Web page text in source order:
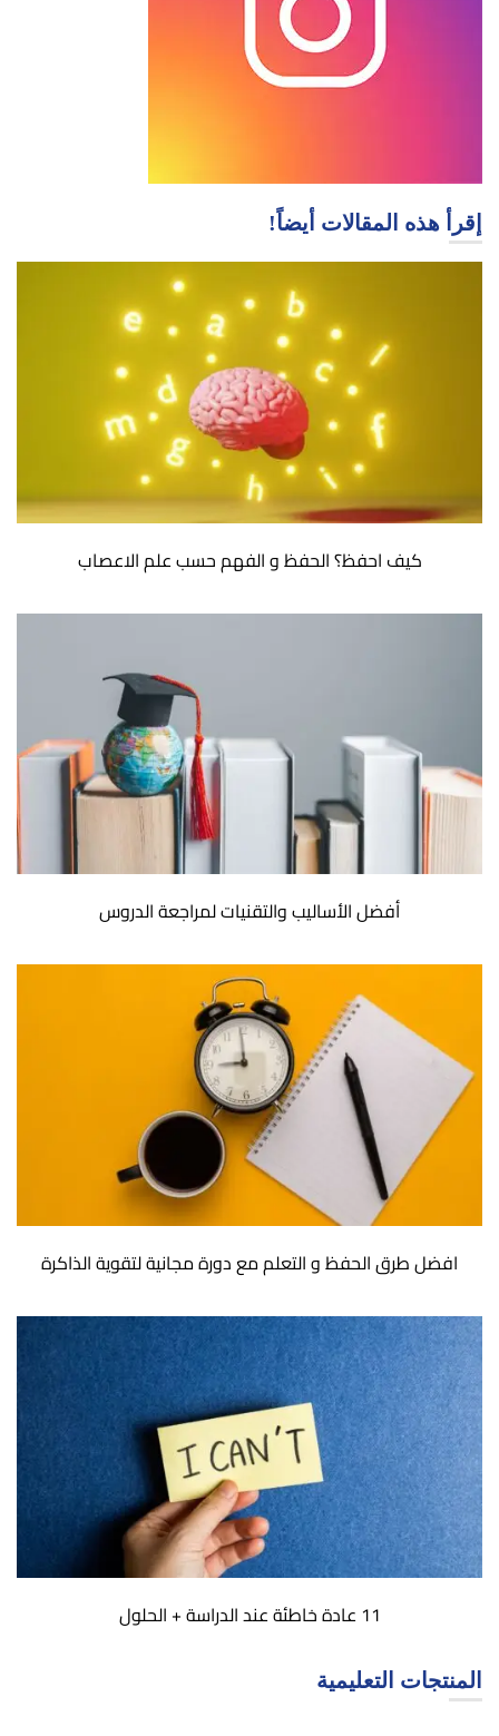
إقرأ هذه المقالات أيضاً!
كيف احفظ؟ الحفظ و الفهم حسب علم الاعصاب
أفضل الأساليب والتقنيات لمراجعة الدروس
افضل طرق الحفظ و التعلم مع دورة مجانية لتقوية الذاكرة
11 عادة خاطئة عند الدراسة + الحلول
المنتجات التعليمية